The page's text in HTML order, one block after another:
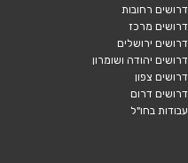
דרושים רחובות
דרושים מרכז
דרושים ירושלים
דרושים יהודה ושומרון
דרושים צפון
דרושים דרום
עבודות בחו"ל